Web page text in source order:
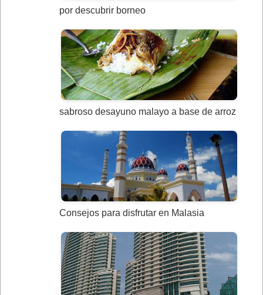
por descubrir borneo
sabroso desayuno malayo a base de arroz
Consejos para disfrutar en Malasia